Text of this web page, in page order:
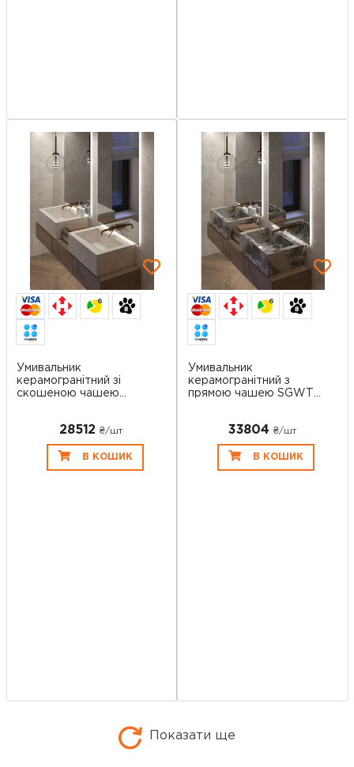
6
Умивальник
керамогранітний зі
скошеною чашею
28512 ₴/шт
В КОШИК
6
Умивальник
керамогранітний з
прямою чашею SGWTS
33804 ₴/шт
В КОШИК
Показати ще